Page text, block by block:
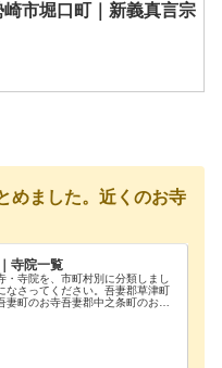
市堀口町｜新義真言宗
めました。近くのお寺
寺院一覧
・寺院を、市町村別に分類しまし
なさってください。吾妻郡草津町
妻町のお寺吾妻郡中之条町のお寺